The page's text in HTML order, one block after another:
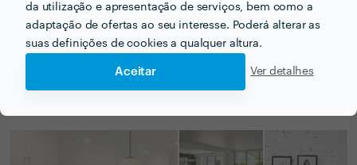
da utilização e apresentação de serviços, bem como a
adaptação de ofertas ao seu interesse. Poderá alterar as
suas definições de cookies a qualquer altura.
Aceitar Ver detalhes
Ver mais